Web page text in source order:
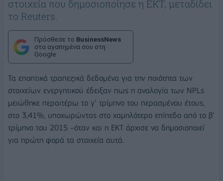
στοιχεία που δημοσιοποίησε η ΕΚΤ, μεταδίδει
το Reuters.
Πρόσθεσε το BusinessNews
στα αγαπημένα σου στη
Google
Τα εποπτικά τραπεζικά δεδομένα για την ποιότητα των
στοιχείων ενεργητικού έδειξαν πως η αναλογία των NPLs
μειώθηκε περαιτέρω το γ’ τρίμηνο του περασμένου έτους,
στο 3,41%, υποχωρώντας στο χαμηλότερο επίπεδο από το β’
τρίμηνο του 2015 –όταν και η ΕΚΤ άρχισε να δημοσιοποιεί
για πρώτη φορά τα στοιχεία αυτά.